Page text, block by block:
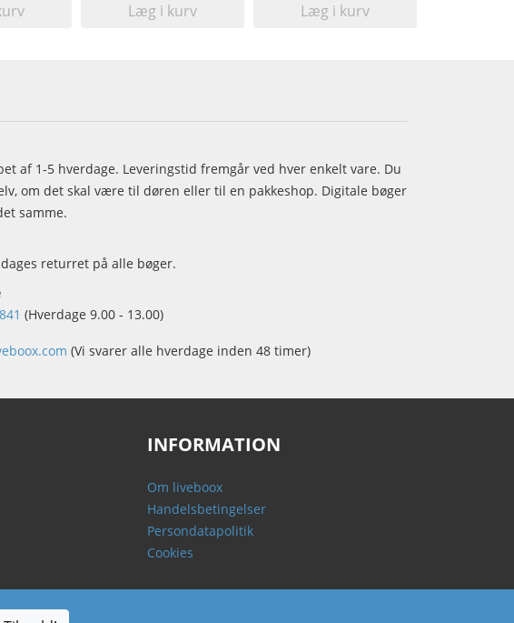
Læg i kurv Læg i kurv
af 1-5 hverdage. Leveringstid fremgår ved hver enkelt vare. Du
om det skal være til døren eller til en pakkeshop. Digitale bøger
samme.
returret på alle bøger.
(Hverdage 9.00 - 13.00)
(Vi svarer alle hverdage inden 48 timer)
INFORMATION
Om liveboox
Handelsbetingelser
Persondatapolitik
Cookies